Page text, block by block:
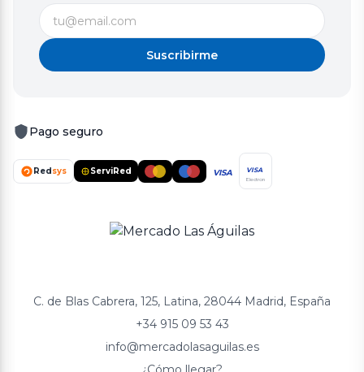
Suscribirme
Pago seguro
Redsys ServiRed VISA VISA
Electron
C. de Blas Cabrera, 125, Latina, 28044 Madrid, España
+34 915 09 53 43
info@mercadolasaguilas.es